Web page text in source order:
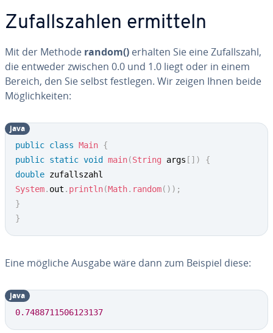
Zu­falls­zah­len ermitteln
Mit der Methode random() erhalten Sie eine Zu­falls­zahl,
die entweder zwischen 0.0 und 1.0 liegt oder in einem
Bereich, den Sie selbst festlegen. Wir zeigen Ihnen beide
Mög­lich­kei­ten:
public class Main {
public static void main(String args [ ] )
{
double
System. out . println(Math. random( ) ) ;
}
}
java
Eine mögliche Ausgabe wäre dann zum Beispiel diese:
0.7488711506123137
java